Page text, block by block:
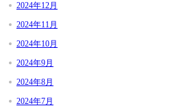
2024年12月
2024年11月
2024年10月
2024年9月
2024年8月
2024年7月